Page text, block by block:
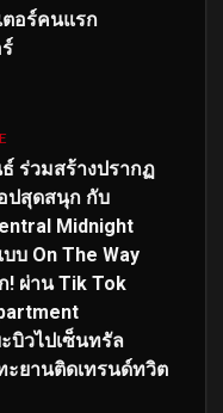
ตอร์คนแรก
ร่วมสร้างปรากฏ
ปสุดสนุก กับ
Midnight
บ On The Way
! ผ่าน Tik Tok
บิวไปเซ็นทรัล
ะยานติดเทรนด์ทวิต